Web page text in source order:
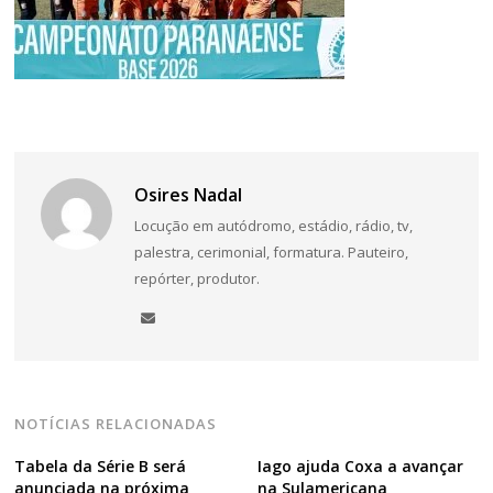
Osires Nadal
Locução em autódromo, estádio, rádio, tv,
palestra, cerimonial, formatura. Pauteiro,
repórter, produtor.
NOTÍCIAS RELACIONADAS
Tabela da Série B será
anunciada na próxima
Iago ajuda Coxa a avançar
na Sulamericana
Post